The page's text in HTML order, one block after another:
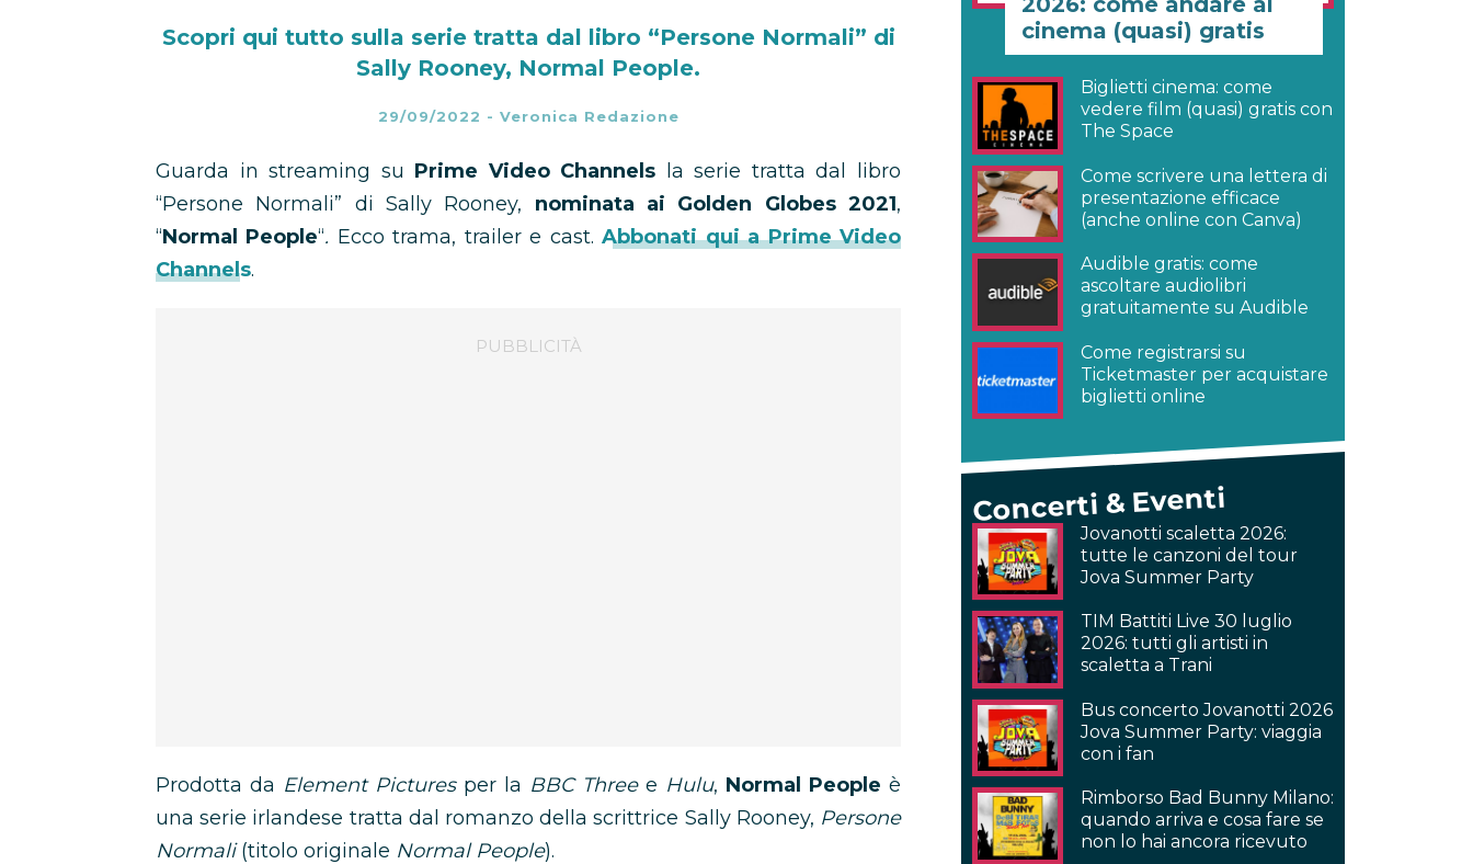
Scopri qui tutto sulla serie tratta dal libro “Persone Normali” di
Sally Rooney, Normal People.
29/09/2022 - Veronica Redazione
Guarda in streaming su Prime Video Channels la serie tratta dal libro
“Persone Normali” di Sally Rooney, nominata ai Golden Globes 2021,
“Normal People“. Ecco trama, trailer e cast.Abbonati qui a Prime Video
Channels.
Prodotta da Element Picturesper la BBC Threee Hulu, Normal People è
una serie irlandese tratta dal romanzo della scrittrice Sally Rooney, Persone
Normali(titolo originale Normal People).
cinema (quasi) gratis
Biglietti cinema: come
vedere film (quasi) gratis con
The Space
Come scrivere una lettera di
presentazione efficace
(anche online con Canva)
Audible gratis: come
ascoltare audiolibri
gratuitamente su Audible
Come registrarsi su
Ticketmaster per acquistare
biglietti online
Concerti & Eventi
Jovanotti scaletta 2026:
tutte le canzoni del tour
Jova Summer Party
TIM Battiti Live 30 luglio
2026: tutti gli artisti in
scaletta a Trani
Bus concerto Jovanotti 2026
Jova Summer Party: viaggia
con i fan
Rimborso Bad Bunny Milano:
quando arriva e cosa fare se
non lo hai ancora ricevuto